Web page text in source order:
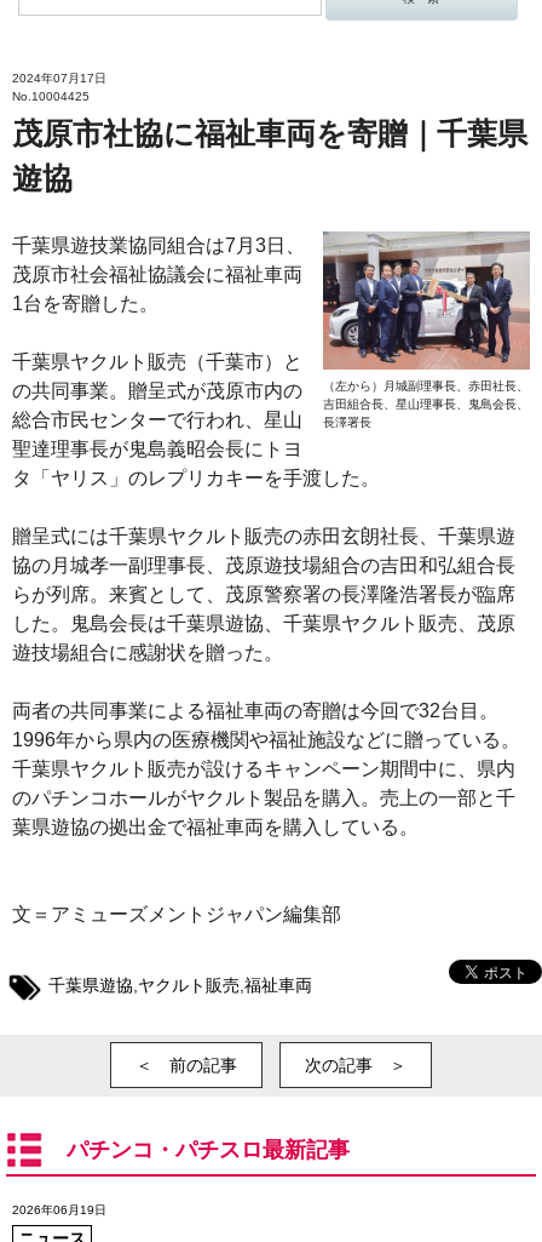
2024年07月17日
No.10004425
茂原市社協に福祉車両を寄贈｜千葉県
遊協
（左から）月城副理事長、赤田社長、
吉田組合長、星山理事長、鬼島会長、
長澤署長
千葉県遊技業協同組合は7月3日、
茂原市社会福祉協議会に福祉車両
1台を寄贈した。
千葉県ヤクルト販売（千葉市）と
の共同事業。贈呈式が茂原市内の
総合市民センターで行われ、星山
聖達理事長が鬼島義昭会長にトヨ
タ「ヤリス」のレプリカキーを手渡した。
贈呈式には千葉県ヤクルト販売の赤田玄朗社長、千葉県遊
協の月城孝一副理事長、茂原遊技場組合の吉田和弘組合長
らが列席。来賓として、茂原警察署の長澤隆浩署長が臨席
した。鬼島会長は千葉県遊協、千葉県ヤクルト販売、茂原
遊技場組合に感謝状を贈った。
両者の共同事業による福祉車両の寄贈は今回で32台目。
1996年から県内の医療機関や福祉施設などに贈っている。
千葉県ヤクルト販売が設けるキャンペーン期間中に、県内
のパチンコホールがヤクルト製品を購入。売上の一部と千
葉県遊協の拠出金で福祉車両を購入している。
文＝アミューズメントジャパン編集部
千葉県遊協 ヤクルト販売 福祉車両
＜ 前の記事 次の記事 ＞
パチンコ・パチスロ最新記事
2026年06月19日
ニュース